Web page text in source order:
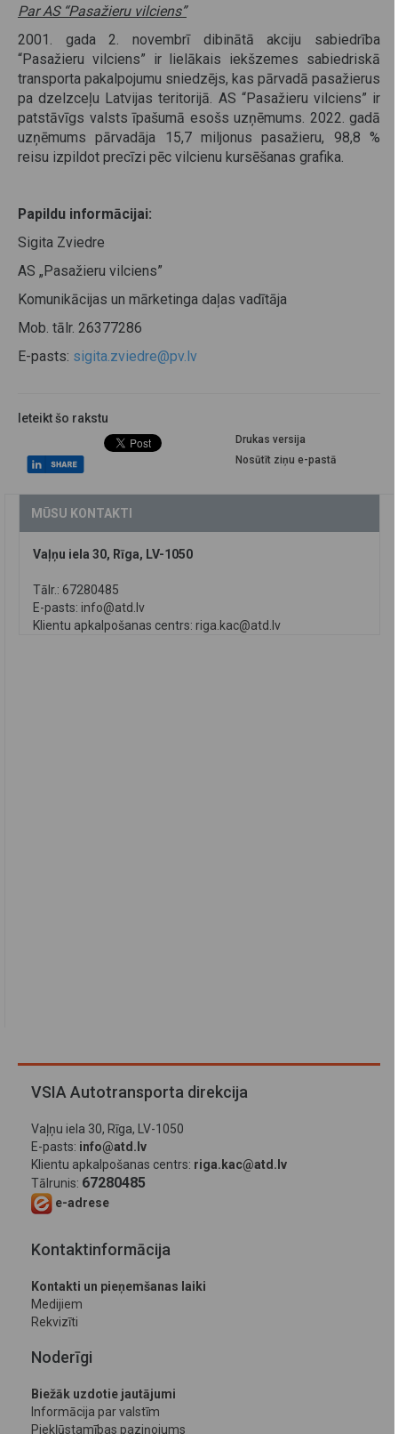
Par AS “Pasažieru vilciens”
2001. gada 2. novembrī dibinātā akciju sabiedrība
“Pasažieru vilciens” ir lielākais iekšzemes sabiedriskā
transporta pakalpojumu sniedzējs, kas pārvadā pasažierus
pa dzelzceļu Latvijas teritorijā. AS “Pasažieru vilciens” ir
patstāvīgs valsts īpašumā esošs uzņēmums. 2022. gadā
uzņēmums pārvadāja 15,7 miljonus pasažieru, 98,8 %
reisu izpildot precīzi pēc vilcienu kursēšanas grafika.
Papildu informācijai:
Sigita Zviedre
AS „Pasažieru vilciens”
Komunikācijas un mārketinga daļas vadītāja
Mob. tālr. 26377286
E-pasts: sigita.zviedre@pv.lv
Ieteikt šo rakstu
Drukas versija
Nosūtīt ziņu e-pastā
MŪSU KONTAKTI
Vaļņu iela 30, Rīga, LV-1050
Tālr.: 67280485
E-pasts: info@atd.lv
Klientu apkalpošanas centrs: riga.kac@atd.lv
VSIA Autotransporta direkcija
Vaļņu iela 30, Rīga, LV-1050
E-pasts: info@atd.lv
Klientu apkalpošanas centrs: riga.kac@atd.lv
Tālrunis: 67280485
e-adrese
Kontaktinformācija
Kontakti un pieņemšanas laiki
Medijiem
Rekvizīti
Noderīgi
Biežāk uzdotie jautājumi
Informācija par valstīm
Piekļūstamības paziņojums